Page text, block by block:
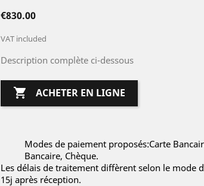
€830.00
VAT included
Description complète ci-dessous
 ACHETER EN LIGNE
Modes de paiement proposés:Carte
Bancaire, Chèque.
Les délais de traitement diffèrent selon le mode
15j après réception.